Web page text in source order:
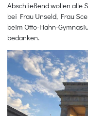
Abschließend wollen alle
bei Frau Unseld, Frau
beim Otto-Hahn-
bedanken.